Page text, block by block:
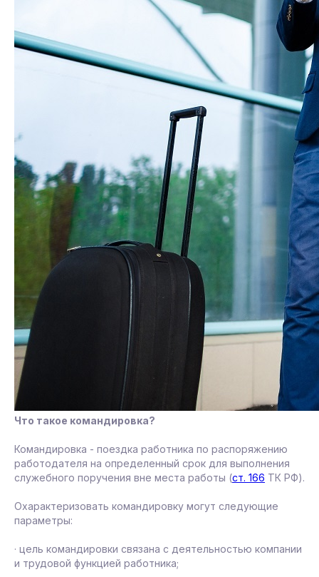
Что такое командировка?
Командировка - поездка работника по распоряжению
работодателя на определенный срок для выполнения
служебного поручения вне места работы (ст. 166 ТК РФ).
Охарактеризовать командировку могут следующие
параметры:
· цель командировки связана с деятельностью компании
и трудовой функцией работника;